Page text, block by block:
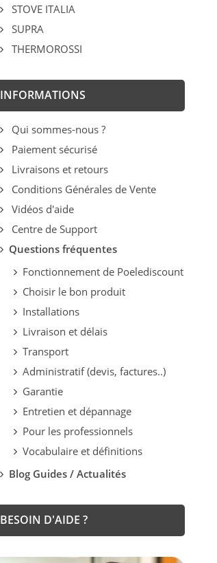
Insert mixte bois granules
- BRONPI Insert-Hybrid 9
3 717,00 € -25%
Ajouter au panier
Ajouter au
STOVE ITALIA
SUPRA
THERMOROSSI
INFORMATIONS
Qui sommes-nous ?
Paiement sécurisé
Livraisons et retours
Conditions Générales de Vente
Vidéos d'aide
Centre de Support
Questions fréquentes
Fonctionnement de Poelediscount
Choisir le bon produit
Installations
Livraison et délais
Transport
Administratif (devis, factures..)
Garantie
Entretien et dépannage
Pour les professionnels
Vocabulaire et définitions
Blog Guides / Actualités
BESOIN D'AIDE ?